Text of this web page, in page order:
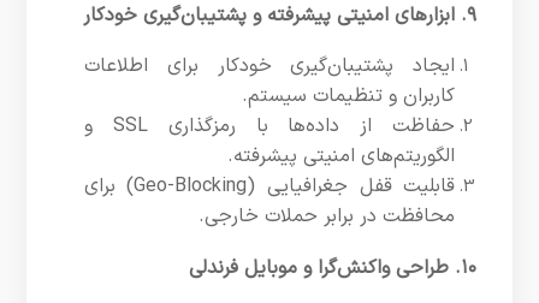
۹. ابزارهای امنیتی پیشرفته و پشتیبان‌گیری خودکار
ایجاد پشتیبان‌گیری خودکار برای اطلاعات
کاربران و تنظیمات سیستم.
حفاظت از داده‌ها با رمزگذاری SSL و
الگوریتم‌های امنیتی پیشرفته.
قابلیت قفل جغرافیایی (Geo-Blocking) برای
محافظت در برابر حملات خارجی.
۱۰. طراحی واکنش‌گرا و موبایل فرندلی